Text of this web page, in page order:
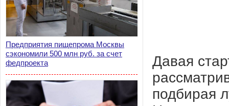
Предприятия пищепрома Москвы
сэкономили 500 млн руб. за счет
федпроекта
Давая
подбирая